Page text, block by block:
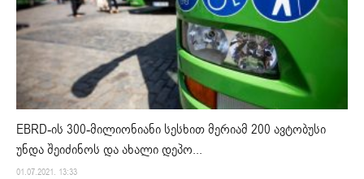
EBRD-ის 300-მილიონიანი სესხით მერიამ 200 ავტობუსი
უნდა შეიძინოს და ახალი დეპო...
01.07.2021. 13:33